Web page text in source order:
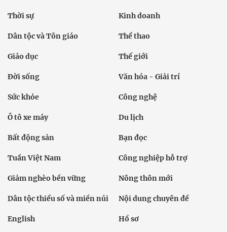
Thời sự Kinh doanh
Dân tộc và Tôn giáo Thể thao
Giáo dục Thế giới
Đời sống Văn hóa - Giải trí
Sức khỏe Công nghệ
Ô tô xe máy Du lịch
Bất động sản Bạn đọc
Tuần Việt Nam Công nghiệp hỗ trợ
Giảm nghèo bền vững Nông thôn mới
Dân tộc thiểu số và miền núi Nội dung chuyên đề
English Hồ sơ